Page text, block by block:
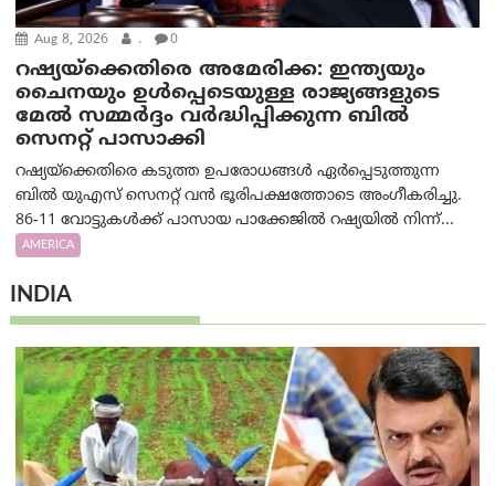
Aug 8, 2026 . 0
റഷ്യയ്‌ക്കെതിരെ അമേരിക്ക: ഇന്ത്യയും
ചൈനയും ഉൾപ്പെടെയുള്ള രാജ്യങ്ങളുടെ
മേൽ സമ്മർദ്ദം വർദ്ധിപ്പിക്കുന്ന ബിൽ
സെനറ്റ് പാസാക്കി
റഷ്യയ്‌ക്കെതിരെ കടുത്ത ഉപരോധങ്ങൾ ഏർപ്പെടുത്തുന്ന
ബിൽ യുഎസ് സെനറ്റ് വൻ ഭൂരിപക്ഷത്തോടെ അംഗീകരിച്ചു.
86-11 വോട്ടുകൾക്ക് പാസായ പാക്കേജിൽ റഷ്യയിൽ നിന്ന്...
AMERICA
INDIA